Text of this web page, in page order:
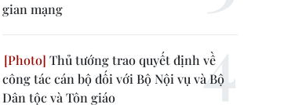
gian mạng
Thủ tướng trao quyết định về
công tác cán bộ đối với Bộ Nội vụ và Bộ
Dân tộc và Tôn giáo